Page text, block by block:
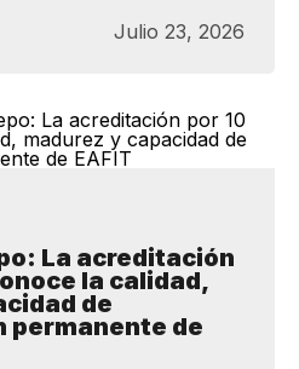
Julio 23, 2026
La acreditación
la calidad,
de
de